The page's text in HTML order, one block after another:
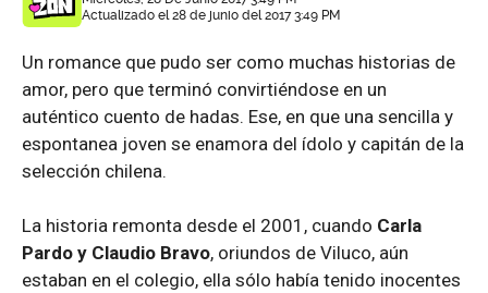
Actualizado el 28 de junio del 2017 3:49 PM
Un romance que pudo ser como muchas historias de
amor, pero que terminó convirtiéndose en un
auténtico cuento de hadas. Ese, en que una sencilla y
espontanea joven se enamora del ídolo y capitán de la
selección chilena.
La historia remonta desde el 2001, cuando Carla
Pardo y Claudio Bravo, oriundos de Viluco, aún
estaban en el colegio, ella sólo había tenido inocentes